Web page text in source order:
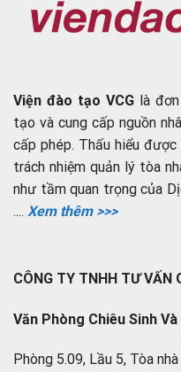
Viện đào tạo VCG là
tạo và cung cấp nguồn
cấp phép. Thấu hiểu được
trách nhiệm quản lý tòa
như tầm quan trọng của
.... Xem thêm >>>
CÔNG TY TNHH TƯ VẤN
Văn Phòng Chiêu Sinh
Phòng 5.09, Lầu 5, Tòa